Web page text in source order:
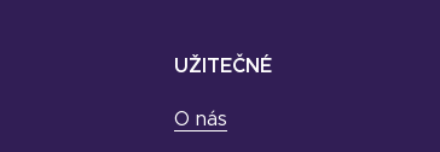
UŽITEČNÉ
O nás